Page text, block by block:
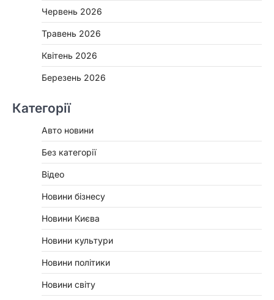
Червень 2026
Травень 2026
Квітень 2026
Березень 2026
Категорії
Авто новини
Без категорії
Відео
Новини бізнесу
Новини Києва
Новини культури
Новини політики
Новини світу